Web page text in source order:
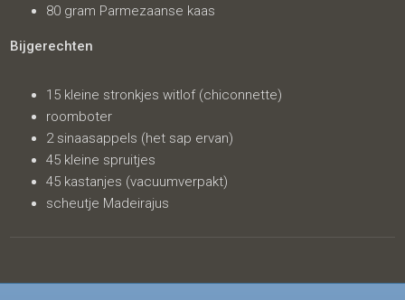
80 gram Parmezaanse kaas
Bijgerechten
15 kleine stronkjes witlof (chiconnette)
roomboter
2 sinaasappels (het sap ervan)
45 kleine spruitjes
45 kastanjes (vacuumverpakt)
scheutje Madeirajus